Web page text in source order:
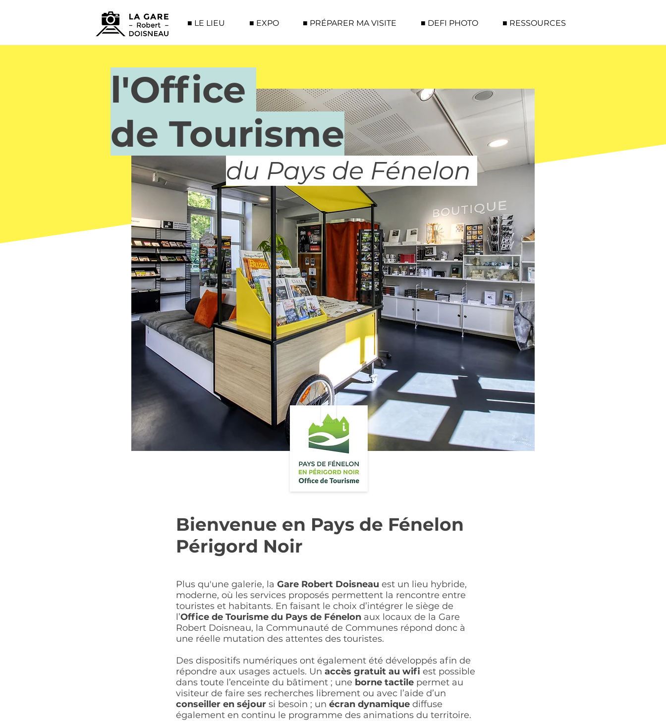
■ LE LIEU ■ EXPO ■ PRÉPARER MA VISITE ■ DEFI PHOTO ■ RESSOURCES
l'Office
de Tourisme
du Pays de Fénelon
Bienvenue en Pays de Fénelon
Périgord Noir
Plus qu'une galerie, la Gare Robert Doisneau est un lieu hybride,
moderne, où les services proposés permettent la rencontre entre
touristes et habitants. En faisant le choix d’intégrer le siège de
l’Office de Tourisme du Pays de Fénelon aux locaux de la Gare
Robert Doisneau, la Communauté de Communes répond donc à
une réelle mutation des attentes des touristes.
Des dispositifs numériques ont également été développés afin de
répondre aux usages actuels. Un accès gratuit au wifi est possible
dans toute l’enceinte du bâtiment ; une borne tactile permet au
visiteur de faire ses recherches librement ou avec l’aide d’un
conseiller en séjour si besoin ; un écran dynamique diffuse
également en continu le programme des animations du territoire.